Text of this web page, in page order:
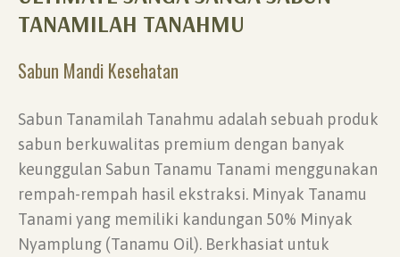
TANAMILAH TANAHMU
Sabun Mandi Kesehatan
Sabun Tanamilah Tanahmu adalah sebuah produk
sabun berkuwalitas premium dengan banyak
keunggulan Sabun Tanamu Tanami menggunakan
rempah-rempah hasil ekstraksi. Minyak Tanamu
Tanami yang memiliki kandungan 50% Minyak
Nyamplung (Tanamu Oil). Berkhasiat untuk